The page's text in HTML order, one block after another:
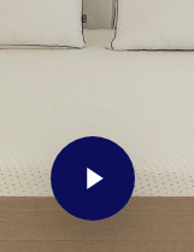
Play Video